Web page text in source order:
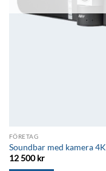
FÖRETAG
Soundbar med kamera 4K
12 500kr